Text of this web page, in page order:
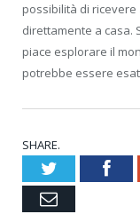
possibilità di
direttamente a casa.
piace esplorare il
potrebbe essere
SHARE.
Twitter
Email